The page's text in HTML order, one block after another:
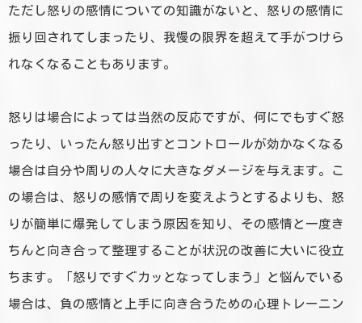
ただし怒りの感情についての知識がないと、怒りの感情に
振り回されてしまったり、我慢の限界を超えて手がつけら
れなくなることもあります。
怒りは場合によっては当然の反応ですが、何にでもすぐ怒
ったり、いったん怒り出すとコントロールが効かなくなる
場合は自分や周りの人々に大きなダメージを与えます。こ
の場合は、怒りの感情で周りを変えようとするよりも、怒
りが簡単に爆発してしまう原因を知り、その感情と一度き
ちんと向き合って整理することが状況の改善に大いに役立
ちます。「怒りですぐカッとなってしまう」と悩んでいる
場合は、負の感情と上手に向き合うための心理トレーニン